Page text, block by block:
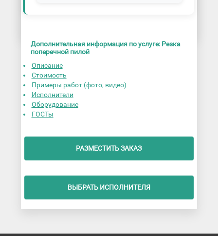
Дополнительная информация по услуге: Резка
поперечной пилой
Описание
Стоимость
Примеры работ (фото, видео)
Исполнители
Оборудование
ГОСТы
РАЗМЕСТИТЬ ЗАКАЗ
ВЫБРАТЬ ИСПОЛНИТЕЛЯ